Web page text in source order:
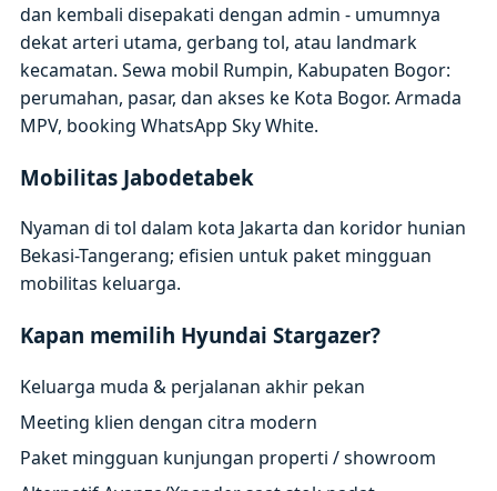
dan kembali disepakati dengan admin - umumnya
dekat arteri utama, gerbang tol, atau landmark
kecamatan. Sewa mobil Rumpin, Kabupaten Bogor:
perumahan, pasar, dan akses ke Kota Bogor. Armada
MPV, booking WhatsApp Sky White.
Mobilitas Jabodetabek
Nyaman di tol dalam kota Jakarta dan koridor hunian
Bekasi-Tangerang; efisien untuk paket mingguan
mobilitas keluarga.
Kapan memilih Hyundai Stargazer?
Keluarga muda & perjalanan akhir pekan
Meeting klien dengan citra modern
Paket mingguan kunjungan properti / showroom